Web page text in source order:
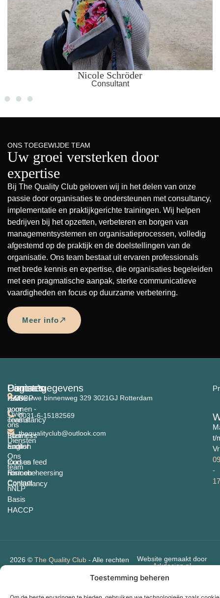
Toestemming beheren
Nicole Schröder
Consultant
ONS TOEGEWIJDE TEAM
Uw groei versterken door
expertise
Bij The Quality Club geloven wij in het delen van onze
passie door organisaties te ondersteunen met consultancy,
implementatie en praktijkgerichte trainingen. Wij helpen
bedrijven bij het opzetten, verbeteren en borgen van
managementsystemen en organisatieprocessen, volledig
afgestemd op de praktijk en de doelstellingen van de
organisatie. Ons team bestaat uit ervaren professionals
met brede kennis en expertise, die organisaties begeleiden
met een pragmatische aanpak, sterke communicatieve
vaardigheden en focus op duurzame verbetering.
Meer info
Pagina's
Home
Over
ons
Diensten
Ons
team
Contact
Diensten
ISO-
normen -
consultancy
Business
English
food en feed
normen -
Consultancy
Basis
HACCP
HACCP
voor
Teams
Intern
auditor
Cursus
Risicobeheersing
hNLP
Contactgegevens
Nieuwe binnenweg 329 3021GJ Rotterdam
0031-6-15182569
thequalityclub@outlook.com
t/
-
2026 © The Quality Club - Alle rechten
Website gemaakt door
Arkdesign.nl